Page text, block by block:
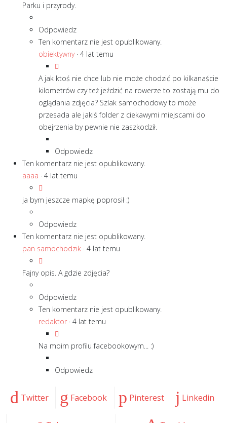
Parku i przyrody.
Odpowiedz
Ten komentarz nie jest opublikowany.
obiektywny · 4 lat temu
A jak ktoś nie chce lub nie może chodzić po kilkanaście
kilometrów czy też jeździć na rowerze to zostają mu do
oglądania zdjęcia? Szlak samochodowy to może
przesada ale jakiś folder z ciekawymi miejscami do
obejrzenia by pewnie nie zaszkodził.
Odpowiedz
Ten komentarz nie jest opublikowany.
aaaa · 4 lat temu
ja bym jeszcze mapkę poprosił :)
Odpowiedz
Ten komentarz nie jest opublikowany.
pan samochodzik · 4 lat temu
Fajny opis. A gdzie zdjęcia?
Odpowiedz
Ten komentarz nie jest opublikowany.
redaktor · 4 lat temu
Na moim profilu facebookowym... :)
Odpowiedz
Twitter Facebook Pinterest Linkedin